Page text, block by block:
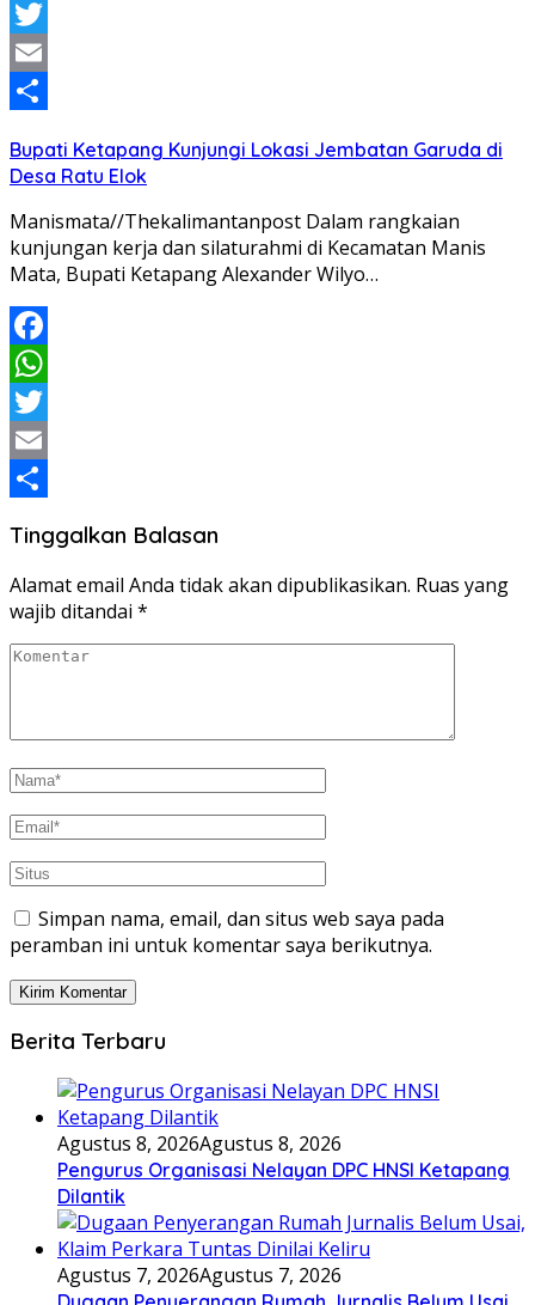
WhatsApp
Twitter
Email
Bupati Ketapang Kunjungi Lokasi Jembatan Garuda di
Desa Ratu Elok
Manismata//Thekalimantanpost Dalam rangkaian
kunjungan kerja dan silaturahmi di Kecamatan Manis
Mata, Bupati Ketapang Alexander Wilyo…
Facebook
WhatsApp
Twitter
Email
Tinggalkan Balasan
Alamat email Anda tidak akan dipublikasikan. Ruas yang
wajib ditandai *
Simpan nama, email, dan situs web saya pada
peramban ini untuk komentar saya berikutnya.
Berita Terbaru
Agustus 8, 2026Agustus 8, 2026
Pengurus Organisasi Nelayan DPC HNSI Ketapang
Dilantik
Agustus 7, 2026Agustus 7, 2026